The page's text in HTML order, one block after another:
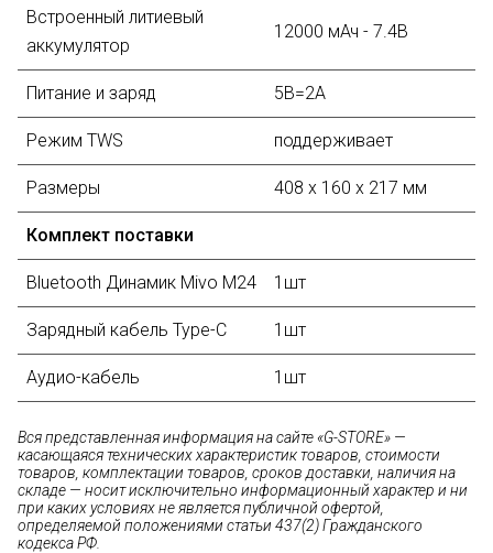
Встроенный литиевый
аккумулятор
12000 мАч - 7.4В
Питание и заряд 5В=2А
Режим TWS поддерживает
Размеры 408 x 160 x 217 мм
Комплект поставки
Bluetooth Динамик Mivo M24 1шт
Зарядный кабель Type-C 1шт
Аудио-кабель 1шт
Вся представленная информация на сайте «G-STORE» —
касающаяся технических характеристик товаров, стоимости
товаров, комплектации товаров, сроков доставки, наличия на
складе — носит исключительно информационный характер и ни
при каких условиях не является публичной офертой,
определяемой положениями статьи 437(2) Гражданского
кодекса РФ.